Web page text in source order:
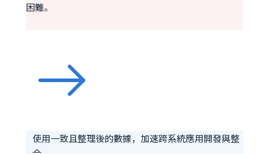
困難。
使用一致且整理後的數據，加速跨系統應用開發與整